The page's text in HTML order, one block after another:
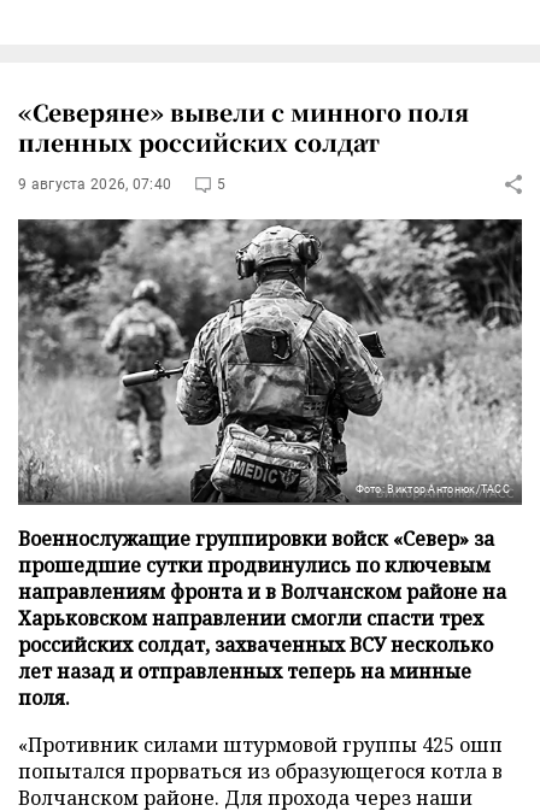
«Северяне» вывели с минного поля
пленных российских солдат
9 августа 2026, 07:40 5
Фото: Виктор Антонюк/ТАСС
Военнослужащие группировки войск «Север» за
прошедшие сутки продвинулись по ключевым
направлениям фронта и в Волчанском районе на
Харьковском направлении смогли спасти трех
российских солдат, захваченных ВСУ несколько
лет назад и отправленных теперь на минные
поля.
«Противник силами штурмовой группы 425 ошп
попытался прорваться из образующегося котла в
Волчанском районе. Для прохода через наши